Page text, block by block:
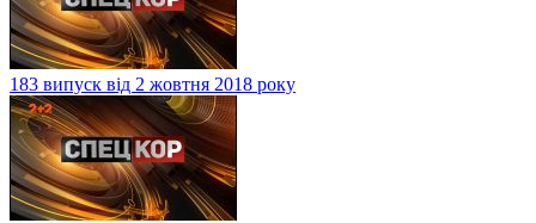
183 випуск від 2 жовтня 2018 року